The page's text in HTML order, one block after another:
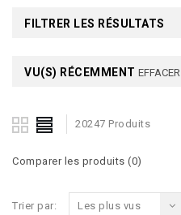
FILTRER LES RÉSULTATS
VU(S) RÉCEMMENT EFFACER
20247 Produits
Comparer les produits (0)
Trier par: Les plus vus